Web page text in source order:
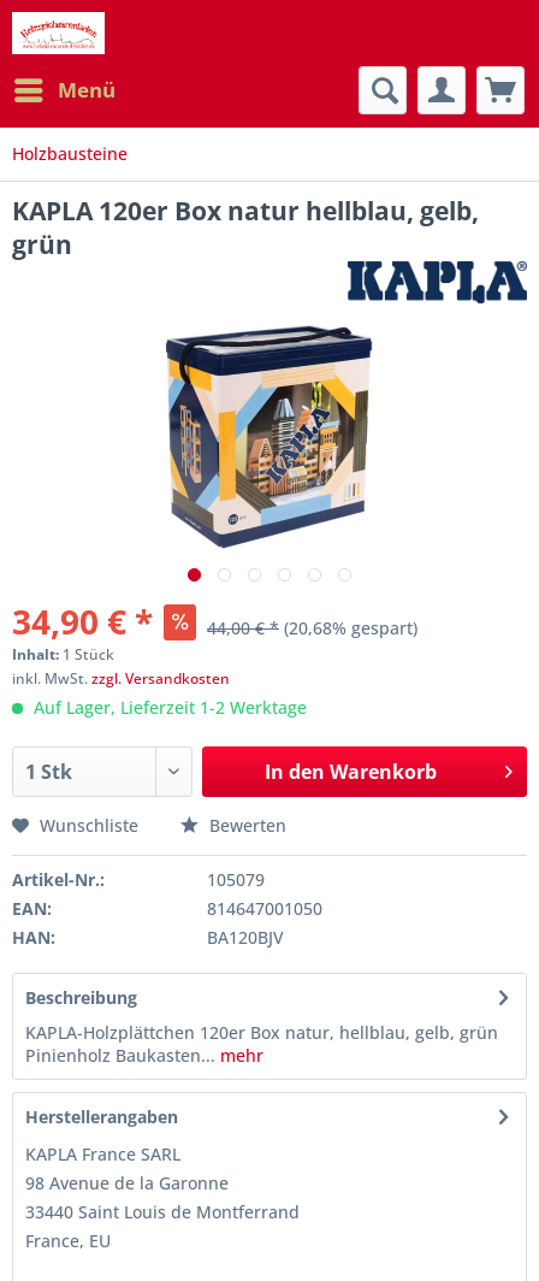
Menü
Holzbausteine
KAPLA 120er Box natur hellblau, gelb,
grün
34,90 € * 44,00 € * (20,68% gespart)
Inhalt: 1 Stück
inkl. MwSt.zzgl. Versandkosten
Auf Lager, Lieferzeit 1-2 Werktage
In den Warenkorb
Wunschliste Bewerten
Artikel-Nr.:
105079
EAN:
814647001050
HAN:
BA120BJV
Beschreibung
KAPLA-Holzplättchen 120er Box natur, hellblau, gelb, grün
Pinienholz Baukasten... mehr
Herstellerangaben
KAPLA France SARL
98 Avenue de la Garonne
33440 Saint Louis de Montferrand
France, EU